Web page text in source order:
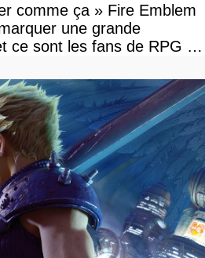
comme ça » Fire Emblem
une grande
ce sont les fans de RPG en